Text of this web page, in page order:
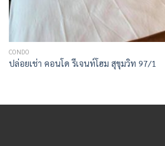
CONDO
ปล่อยเช่า คอนโด รีเจนท์โฮม สุขุมวิท 97/1